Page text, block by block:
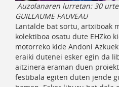
Auzolanaren lurretan: 30
GUILLAUME FAUVEAU
Lantalde bat sortu, artxiboak
kolektiboa osatu dute EHZko
motorreko kide Andoni
eraiki dutenei esker egin da
aitzinera eraman duen
festibala egiten duten jende